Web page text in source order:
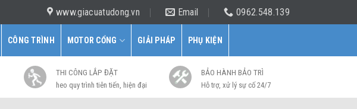
www.giacuatudong.vn Email 0962.548.139
CÔNG TRÌNH MOTOR CỔNG GIẢI PHÁP PHỤ KIỆN
THI CÔNG LẮP ĐẶT
heo quy trình tiên tiến, hiện đại
BẢO HÀNH BẢO TRÌ
Hỗ trợ, xử lý sự cố 24/7